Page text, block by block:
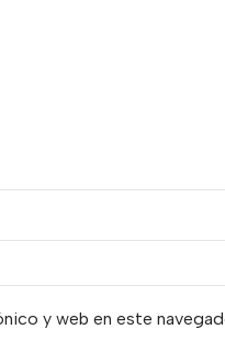
y web en este